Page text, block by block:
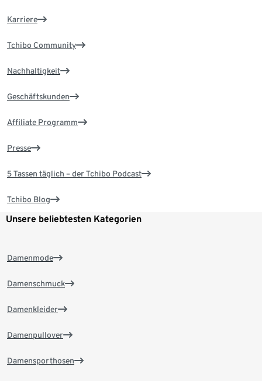
Karriere
Tchibo Community
Nachhaltigkeit
Geschäftskunden
Affiliate Programm
Presse
5 Tassen täglich – der Tchibo Podcast
Tchibo Blog
Unsere beliebtesten Kategorien
Damenmode
Damenschmuck
Damenkleider
Damenpullover
Damensporthosen